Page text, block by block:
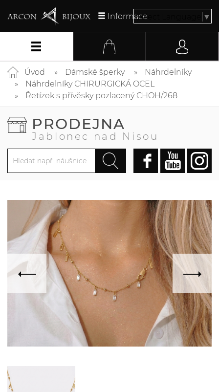
InformaceSelect Language ▼
Úvod Dámské šperky
Náhrdelníky
Náhrdelníky CHIRURGICKÁ OCEL
Řetízek s přívěsky pozlacený CHOH/268
PRODEJNA
Jablonec nad Nisou